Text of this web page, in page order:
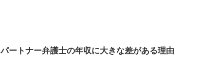
パートナー弁護士の年収に大きな差がある理由